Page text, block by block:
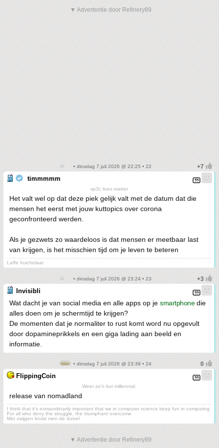
▼ Advertentie door Refinery89
• dinsdag 7 juli 2026 @ 22:25 • 22
timmmmm
sp3c lives matter
Het valt wel op dat deze piek gelijk valt met de datum dat die
mensen het eerst met jouw kuttopics over corona
geconfronteerd werden.
Als je gezwets zo waardeloos is dat mensen er meetbaar last
van krijgen, is het misschien tijd om je leven te beteren
Laffe huichelaar
• dinsdag 7 juli 2026 @ 23:24 • 23
Invisibli
Wat dacht je van social media en alle apps op je smartphonedie
alles doen om je schermtijd te krijgen?
De momenten dat je normaliter to rust komt word nu opgevult
door dopamineprikkels en een giga lading aan beeld en
informatie.
• dinsdag 7 juli 2026 @ 23:39 • 24
FlippingCoin
Weer zo'n kut millennial.
release van nomadland
I think that it’s extraordinarily important that we in computer science keep fun in computing
For all who deny the struggle, the triumphant overcome
Met zwijgen kruist men de duivel
▼ Advertentie door Refinery89